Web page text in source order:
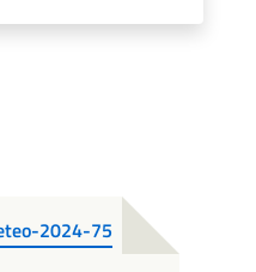
2024-75